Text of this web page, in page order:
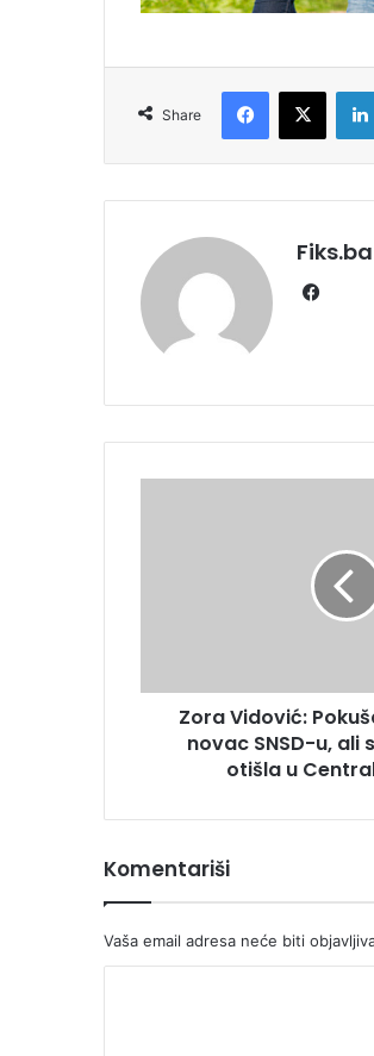
Share
Facebook
X
Fiks.ba
ali
banku
Zora Vidović:
novac SNSD-u, ali
otišla u
Komentariši
Vaša email adresa neće biti